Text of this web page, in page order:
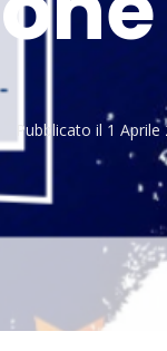
Pubblicato il 1 Aprile